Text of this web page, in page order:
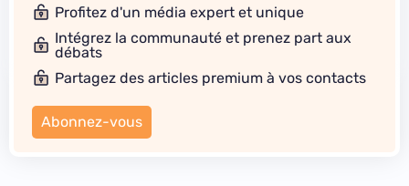
Profitez d'un média expert et unique
Intégrez la communauté et prenez part aux
débats
Partagez des articles premium à vos contacts
Abonnez-vous